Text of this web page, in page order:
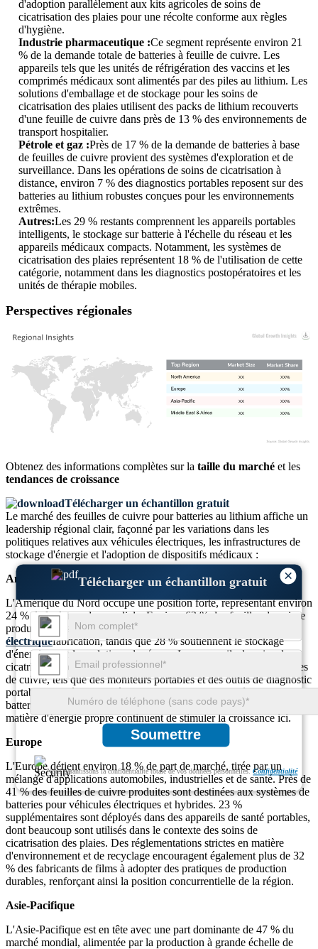
×
Télécharger un échantillon gratuit
Soumettre
Nous garantissons la confidentialité totale de vos données personnelles.Confidentialité
d'adoption parallèlement aux kits agricoles de soins de
cicatrisation des plaies pour une récolte conforme aux règles
d'hygiène.
Industrie pharmaceutique :Ce segment représente environ 21
% de la demande totale de batteries à feuille de cuivre. Les
appareils tels que les unités de réfrigération des vaccins et les
comprimés médicaux sont alimentés par des piles au lithium. Les
solutions d'emballage et de stockage pour les soins de
cicatrisation des plaies utilisent des packs de lithium recouverts
d'une feuille de cuivre dans près de 13 % des environnements de
transport hospitalier.
Pétrole et gaz :Près de 17 % de la demande de batteries à base
de feuilles de cuivre provient des systèmes d'exploration et de
surveillance. Dans les opérations de soins de cicatrisation à
distance, environ 7 % des diagnostics portables reposent sur des
batteries au lithium robustes conçues pour les environnements
extrêmes.
Autres:Les 29 % restants comprennent les appareils portables
intelligents, le stockage sur batterie à l'échelle du réseau et les
appareils médicaux compacts. Notamment, les systèmes de
cicatrisation des plaies représentent 18 % de l'utilisation de cette
catégorie, notamment dans les diagnostics postopératoires et les
unités de thérapie mobiles.
Perspectives régionales
XX%
XX
XX%
XX
XX%
XX
XX%
XX
Obtenez des informations complètes sur la taille du marché et les
tendances de croissance
Télécharger un échantillon gratuit
Le marché des feuilles de cuivre pour batteries au lithium affiche un
leadership régional clair, façonné par les variations dans les
politiques relatives aux véhicules électriques, les infrastructures de
stockage d'énergie et l'adoption de dispositifs médicaux :
Amérique du Nord
L'Amérique du Nord occupe une position forte, représentant environ
24 % de la demande mondiale. Environ 62 % des feuilles de cuivre
produites dans cette région servent
électriquefabrication, tandis que 28 % soutiennent le stockage
d'énergie pour les solutions de réseau. Les appareils de soins de
cicatrisation des plaies dotés de batteries au lithium avec des feuilles
de cuivre, tels que des moniteurs portables et des outils de diagnostic
portables, représentent près de 18 % de la demande régionale en
batteries médicales. Le financement de la R&D et les mandats en
matière d'énergie propre continuent de stimuler la croissance ici.
Europe
L'Europe détient environ 18 % de part de marché, tirée par un
mélange d'applications automobiles, industrielles et de santé. Près de
41 % des feuilles de cuivre produites sont destinées aux systèmes de
batteries pour véhicules électriques et hybrides. 23 %
supplémentaires sont déployés dans des appareils de santé portables,
dont beaucoup sont utilisés dans le contexte des soins de
cicatrisation des plaies. Des réglementations strictes en matière
d'environnement et de recyclage encouragent également plus de 32
% des fabricants de films à adopter des pratiques de production
durables, renforçant ainsi la position concurrentielle de la région.
Asie-Pacifique
L'Asie-Pacifique est en tête avec une part dominante de 47 % du
marché mondial, alimentée par la production à grande échelle de